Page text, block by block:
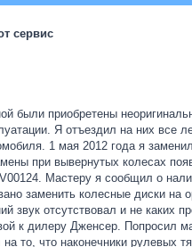
сервис
были приобретены
Я отъездил на них все
1 мая 2012 года я
при вывернутых колесах
Мастеру я сообщил о
заменить колесные диски на
звук отсутствовал и не
к дилеру Дженсер. Попросил
на то, что наконечники рулевых